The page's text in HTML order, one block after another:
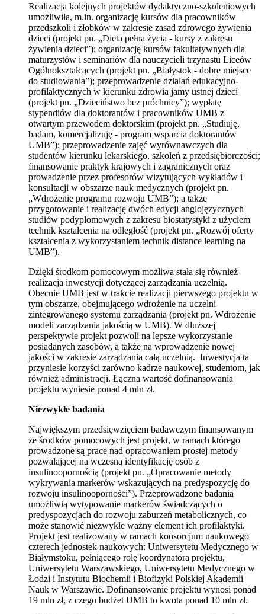
Realizacja kolejnych projektów dydaktyczno-szkoleniowych
umożliwiła, m.in. organizację kursów dla pracowników
przedszkoli i żłobków w zakresie zasad zdrowego żywienia
dzieci (projekt pn. „Dieta pełna życia - kursy z zakresu
żywienia dzieci”); organizację kursów fakultatywnych dla
maturzystów i seminariów dla nauczycieli trzynastu Liceów
Ogólnokształcących (projekt pn. „Białystok - dobre miejsce
do studiowania”); przeprowadzenie działań edukacyjno-
profilaktycznych w kierunku zdrowia jamy ustnej dzieci
(projekt pn. „Dzieciństwo bez próchnicy”); wypłatę
stypendiów dla doktorantów i pracowników UMB z
otwartym przewodem doktorskim (projekt pn. „Studiuję,
badam, komercjalizuję - program wsparcia doktorantów
UMB”); przeprowadzenie zajęć wyrównawczych dla
studentów kierunku lekarskiego, szkoleń z przedsiębiorczości;
finansowanie praktyk krajowych i zagranicznych oraz
prowadzenie przez profesorów wizytujących wykładów i
konsultacji w obszarze nauk medycznych (projekt pn.
„Wdrożenie programu rozwoju UMB”); a także
przygotowanie i realizację dwóch edycji anglojęzycznych
studiów podyplomowych z zakresu biostatystyki z użyciem
technik kształcenia na odległość (projekt pn. „Rozwój oferty
kształcenia z wykorzystaniem technik distance learning na
UMB”).
Dzięki środkom pomocowym możliwa stała się również
realizacja inwestycji dotyczącej zarządzania uczelnią.
Obecnie UMB jest w trakcie realizacji pierwszego projektu w
tym obszarze, obejmującego wdrożenie na uczelni
zintegrowanego systemu zarządzania (projekt pn. Wdrożenie
modeli zarządzania jakością w UMB). W dłuższej
perspektywie projekt pozwoli na lepsze wykorzystanie
posiadanych zasobów, a także na wprowadzenie nowej
jakości w zakresie zarządzania całą uczelnią. Inwestycja ta
przyniesie korzyści zarówno kadrze naukowej, studentom, jak
również administracji. Łączna wartość dofinansowania
projektu wyniesie ponad 4 mln zł.
Niezwykłe badania
Największym przedsięwzięciem badawczym finansowanym
ze środków pomocowych jest projekt, w ramach którego
prowadzone są prace nad opracowaniem prostej metody
pozwalającej na wczesną identyfikację osób z
insulinoopornością (projekt pn. „Opracowanie metody
wykrywania markerów wskazujących na predyspozycję do
rozwoju insulinooporności”). Przeprowadzone badania
umożliwią wytypowanie markerów świadczących o
predyspozycjach do rozwoju zaburzeń metabolicznych, co
może stanowić niezwykle ważny element ich profilaktyki.
Projekt jest realizowany w ramach konsorcjum naukowego
czterech jednostek naukowych: Uniwersytetu Medycznego w
Białymstoku, pełniącego rolę koordynatora projektu,
Uniwersytetu Warszawskiego, Uniwersytetu Medycznego w
Łodzi i Instytutu Biochemii i Biofizyki Polskiej Akademii
Nauk w Warszawie. Dofinansowanie projektu wynosi ponad
19 mln zł, z czego budżet UMB to kwota ponad 10 mln zł.